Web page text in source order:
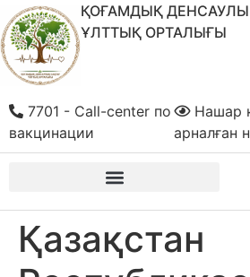
ҚОҒАМДЫҚ
ҰЛТТЫҚ ОРТАЛЫҒЫ
Нашар
арналған
7701 - Call-center по
вакцинации
Қазақстан